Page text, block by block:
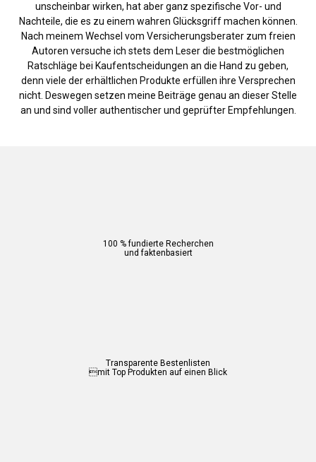
unscheinbar wirken, hat aber ganz spezifische Vor- und
Nachteile, die es zu einem wahren Glücksgriff machen können.
Nach meinem Wechsel vom Versicherungsberater zum freien
Autoren versuche ich stets dem Leser die bestmöglichen
Ratschläge bei Kaufentscheidungen an die Hand zu geben,
denn viele der erhältlichen Produkte erfüllen ihre Versprechen
nicht. Deswegen setzen meine Beiträge genau an dieser Stelle
an und sind voller authentischer und geprüfter Empfehlungen.
100 % fundierte Recherchen
und faktenbasiert
Transparente Bestenlisten
mit Top Produkten auf einen Blick